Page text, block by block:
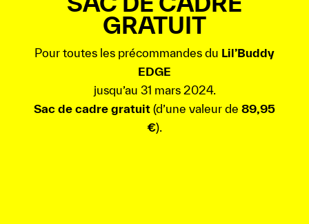
GRATUIT
Pour toutes les précommandes du Lil’Buddy
EDGE
jusqu’au 31 mars 2024.
Sac de cadre gratuit (d’une valeur de 89,95
€).